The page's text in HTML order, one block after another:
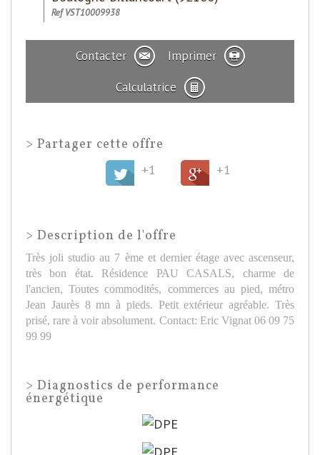
Ref VST10009938
Contacter
Imprimer
Calculatrice
> Partager cette offre
+1 +1
> Description de l'offre
Très joli studio au 7 ème et dernier étage avec ascenseur,
très bon état. Résidence PAU CASALS, charme de
l'ancien, Toutes commodités, commerces au pied, métro
Jean Jaurès 8 mn à pieds. Petit extérieur agréable. Très
prisé, rare à voir absolument. Contact: Eric Vignat 06 09 75
99 99
> Diagnostics de performance
énergétique